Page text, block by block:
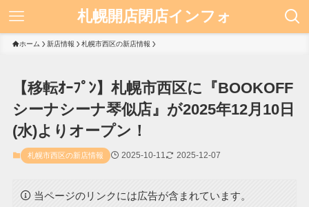
札幌開店閉店インフォ
ホーム 新店情報 札幌市西区の新店情報
【移転ｵｰﾌﾟﾝ】札幌市西区に『BOOKOFF
シーナシーナ琴似店』が2025年12月10日
(水)よりオープン！
札幌市西区の新店情報 2025-10-11 2025-12-07
当ページのリンクには広告が含まれています。